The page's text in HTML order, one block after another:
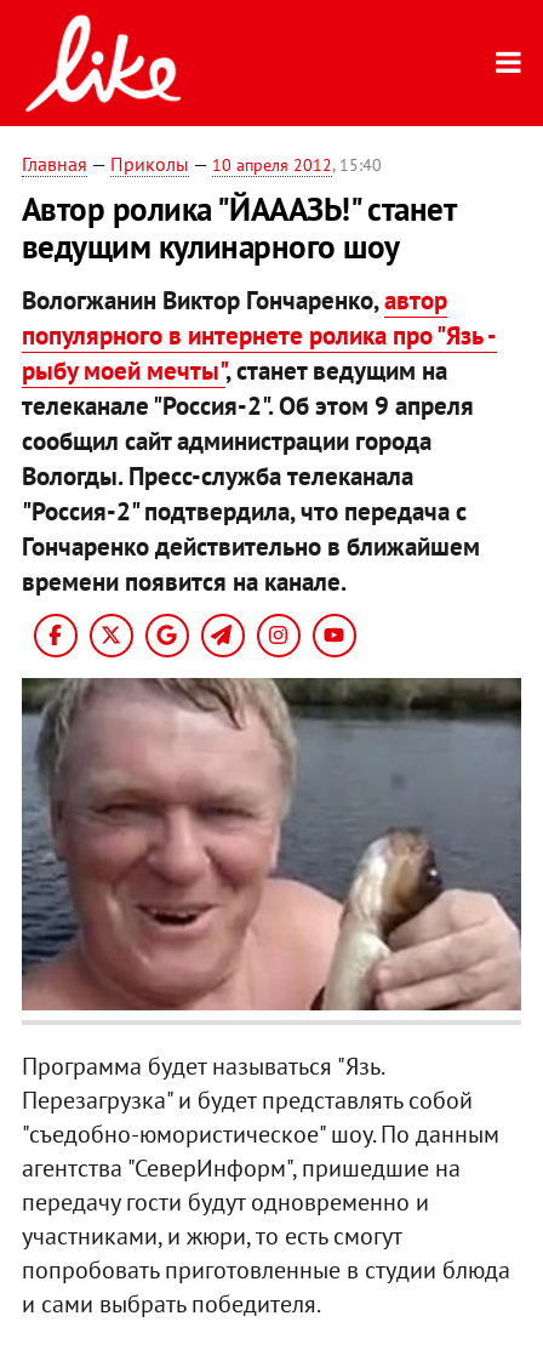
Главная — Приколы — 10 апреля 2012, 15:40
Автор ролика "ЙАААЗЬ!" станет
ведущим кулинарного шоу
Вологжанин Виктор Гончаренко,автор
популярного в интернете ролика про "Язь -
рыбу моей мечты", станет ведущим на
телеканале "Россия-2". Об этом 9 апреля
сообщил сайт администрации города
Вологды. Пресс-служба телеканала
"Россия-2" подтвердила, что передача с
Гончаренко действительно в ближайшем
времени появится на канале.
Программа будет называться "Язь.
Перезагрузка" и будет представлять собой
"съедобно-юмористическое" шоу. По данным
агентства "СеверИнформ", пришедшие на
передачу гости будут одновременно и
участниками, и жюри, то есть смогут
попробовать приготовленные в студии блюда
и сами выбрать победителя.